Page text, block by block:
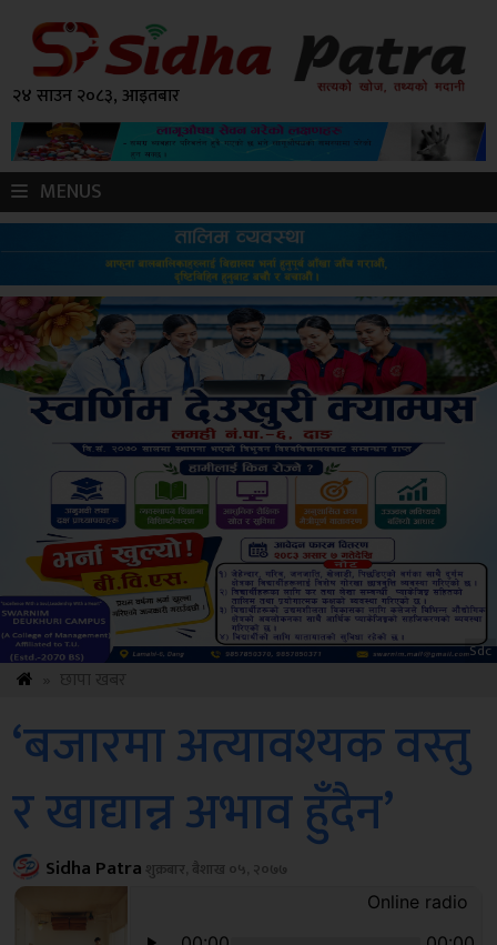
२४ साउन २०८३, आइतबार
MENUS
ksbus
‘बजारमा अत्यावश्यक वस्तु
र खाद्यान्न अभाव हुँदैन’
Sidha Patra शुक्रबार, बैशाख ०५, २०७७